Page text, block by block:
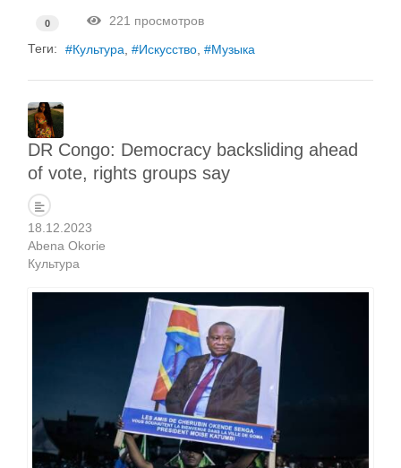
0
221 просмотров
Теги:
Культура Искусство Музыка
DR Congo: Democracy backsliding ahead
of vote, rights groups say
18.12.2023
Abena Okorie
Культура